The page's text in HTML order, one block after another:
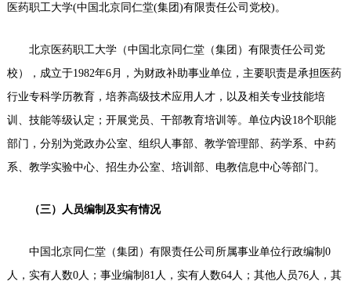
医药职工大学(中国北京同仁堂(集团)有限责任公司党校)。
北京医药职工大学（中国北京同仁堂（集团）有限责任公司党
校），成立于1982年6月，为财政补助事业单位，主要职责是承担医药
行业专科学历教育，培养高级技术应用人才，以及相关专业技能培
训、技能等级认定；开展党员、干部教育培训等。单位内设18个职能
部门，分别为党政办公室、组织人事部、教学管理部、药学系、中药
系、教学实验中心、招生办公室、培训部、电教信息中心等部门。
（三）人员编制及实有情况
中国北京同仁堂（集团）有限责任公司所属事业单位行政编制0
人，实有人数0人；事业编制81人，实有人数64人；其他人员76人，其